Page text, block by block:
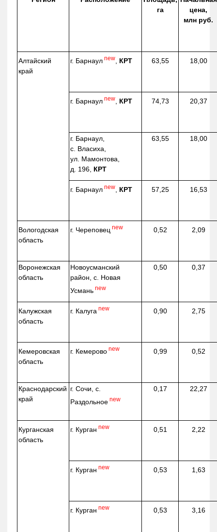
га
цена,
млн руб.
Алтайский
край
г. Барнаул new КРТ 63,55 18,00
г. Барнаул new КРТ 74,73 20,37
г. Барнаул,
с. Власиха,
ул. Мамонтова,
д. 196, КРТ
63,55 18,00
г. Барнаул new КРТ 57,25 16,53
Вологодская
область
г. Череповец new 0,52 2,09
Воронежская
область
Новоусманский
район, с. Новая
Усмань new
0,50 0,37
Калужская
область
г. Калуга new 0,90 2,75
Кемеровская
область
г. Кемерово new 0,99 0,52
Краснодарский
край
г. Сочи, с.
Раздольное new
0,17 22,27
Курганская
область
г. Курган new 0,51 2,22
г. Курган new 0,53 1,63
г. Курган new 0,53 3,16